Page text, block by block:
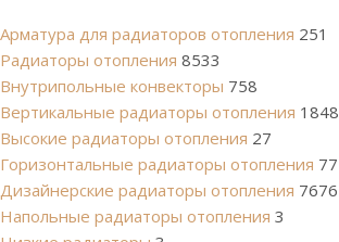
Арматура для радиаторов отопления 251
Радиаторы отопления 8533
Внутрипольные конвекторы 758
Вертикальные радиаторы отопления 1848
Высокие радиаторы отопления 27
Горизонтальные радиаторы отопления 77
Дизайнерские радиаторы отопления 7676
Напольные радиаторы отопления 3